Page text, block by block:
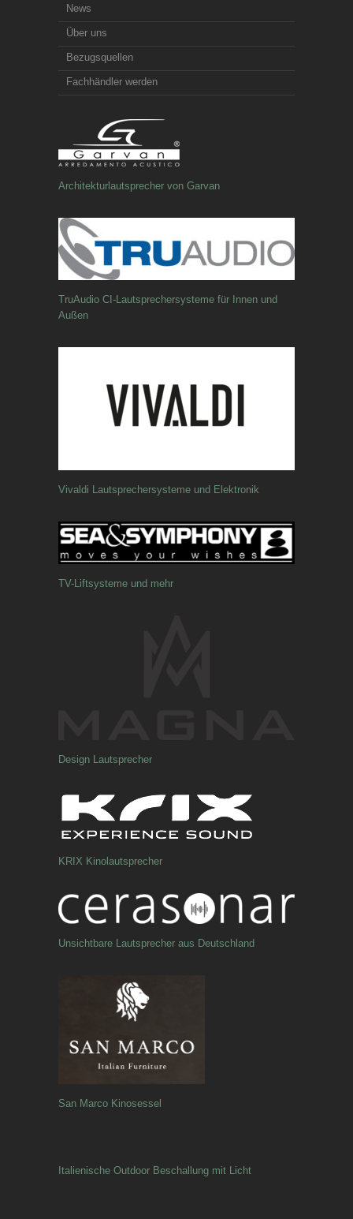
News
Über uns
Bezugsquellen
Fachhändler werden
Architekturlautsprecher von Garvan
TruAudio CI-Lautsprechersysteme für Innen und
Außen
Vivaldi Lautsprechersysteme und Elektronik
TV-Liftsysteme und mehr
Design Lautsprecher
KRIX Kinolautsprecher
Unsichtbare Lautsprecher aus Deutschland
San Marco Kinosessel
Italienische Outdoor Beschallung mit Licht